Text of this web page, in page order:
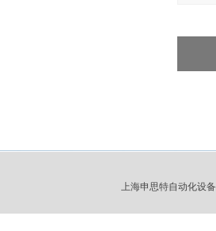
上海申思特自动化设